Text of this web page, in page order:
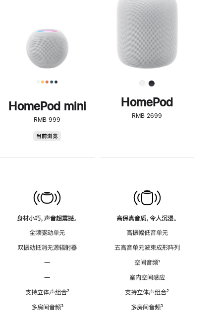
HomePod mini
RMB 999
当前浏览
身材小巧，声音超震撼。
全频驱动单元
双振动抵消无源辐射器
—
—
支持立体声组合脚
²
多房间音频脚
³
了
解
HomePod<
HomePod
RMB 2699
高保真音质，令人沉浸。
高振幅低音单元
五高音单元波束成形阵列
空间音频脚
¹
室内空间感应
支持立体声组合脚
²
多房间音频脚
³